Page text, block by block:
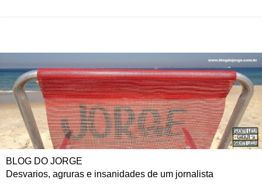
BLOG DO JORGE
Desvarios, agruras e insanidades de um jornalista